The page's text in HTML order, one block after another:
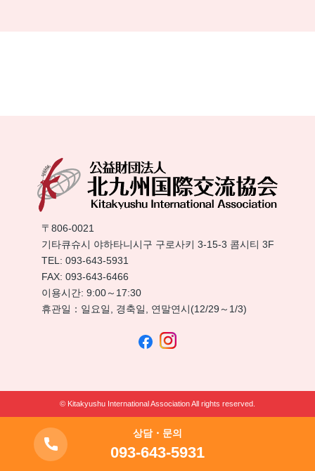
〒806-0021
기타큐슈시 야하타니시구 구로사키 3-15-3 콤시티 3F
TEL: 093-643-5931
FAX: 093-643-6466
이용시간: 9:00～17:30
휴관일：일요일, 경축일, 연말연시(12/29～1/3)
© Kitakyushu International Association All rights reserved.
상담・문의
093-643-5931